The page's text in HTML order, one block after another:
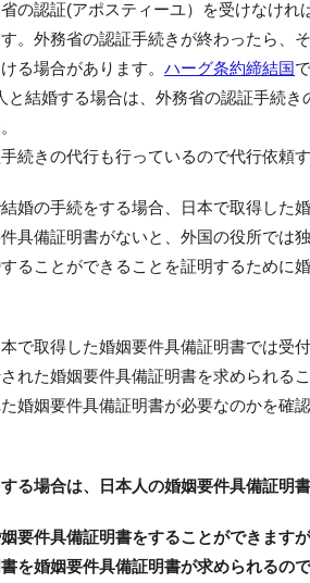
の認証(アポスティーユ）を受けなけれ
。外務省の認証手続きが終わったら、
る場合があります。 ハーグ条約締結国
と結婚する場合は、外務省の認証手続き
続きの代行も行っているので代行依頼す
婚の手続をする場合、日本で取得した
具備証明書がないと、外国の役所では
ることができることを証明するために
で取得した婚姻要件具備証明書では受
れた婚姻要件具備証明書を求められる
婚姻要件具備証明書が必要なのかを確
る場合は、日本人の婚姻要件具備証明書
要件具備証明書をすることができます
を婚姻要件具備証明書が求められるの